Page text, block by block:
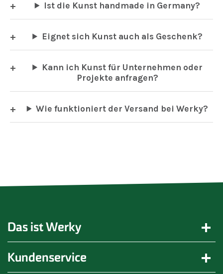
Ist die Kunst handmade in Germany?
Eignet sich Kunst auch als Geschenk?
Kann ich Kunst für Unternehmen oder
Projekte anfragen?
Wie funktioniert der Versand bei Werky?
Das ist Werky
Kundenservice